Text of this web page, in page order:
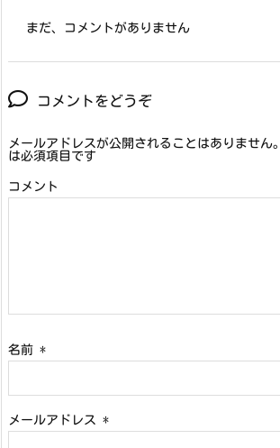
まだ、コメントがありません
コメントをどうぞ
メールアドレスが公開されることはありません。
は必須項目です
コメント
名前 *
メールアドレス *